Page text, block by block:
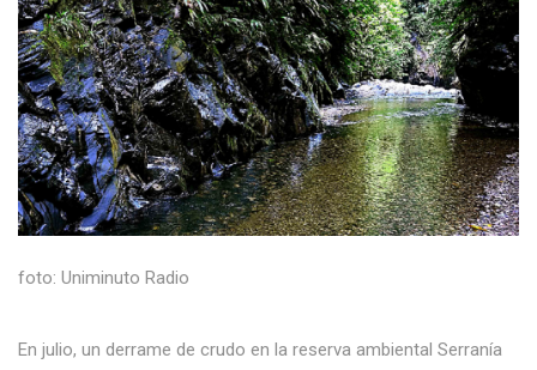
foto: Uniminuto Radio
En julio, un derrame de crudo en la reserva ambiental Serranía